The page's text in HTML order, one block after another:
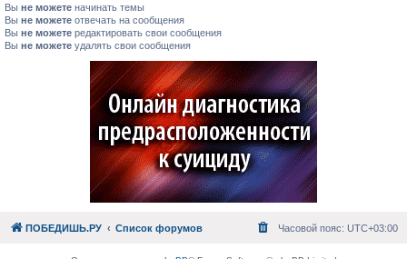
Вы не можете начинать темы
Вы не можете отвечать на сообщения
Вы не можете редактировать свои сообщения
Вы не можете удалять свои сообщения
ПОБЕДИШЬ.РУ Список форумов Часовой пояс: UTC+03:00